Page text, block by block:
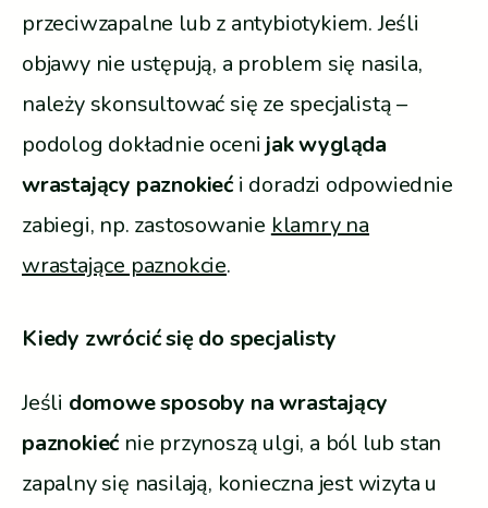
przeciwzapalne lub z antybiotykiem. Jeśli
objawy nie ustępują, a problem się nasila,
należy skonsultować się ze specjalistą –
podolog dokładnie oceni jak wygląda
wrastający paznokieći doradzi odpowiednie
zabiegi, np. zastosowanie klamry na
wrastające paznokcie.
Kiedy zwrócić się do specjalisty
Jeśli domowe sposoby na wrastający
paznokiećnie przynoszą ulgi, a ból lub stan
zapalny się nasilają, konieczna jest wizyta u